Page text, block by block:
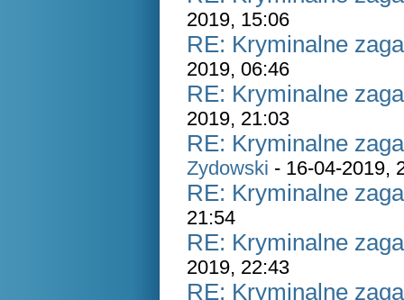
2019, 15:06
RE: Kryminalne
2019, 06:46
RE: Kryminalne
2019, 21:03
RE: Kryminalne
Zydowski - 16-04-2019,
RE: Kryminalne
21:54
RE: Kryminalne
2019, 22:43
RE: Kryminalne